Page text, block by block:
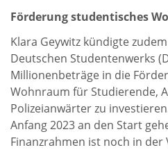
Förderung studentisches
Klara Geywitz kündigte
Deutschen Studentenwerks
Millionenbeträge in die
Wohnraum für Studierende,
Polizeianwärter zu
Anfang 2023 an den Start
Finanzrahmen ist noch in der